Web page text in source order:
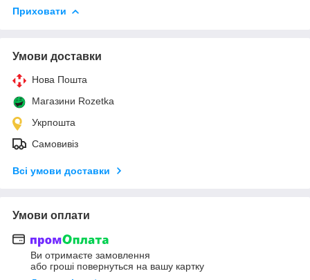
Приховати
Умови доставки
Нова Пошта
Магазини Rozetka
Укрпошта
Самовивіз
Всі умови доставки
Умови оплати
Ви отримаєте замовлення
або гроші повернуться на вашу картку